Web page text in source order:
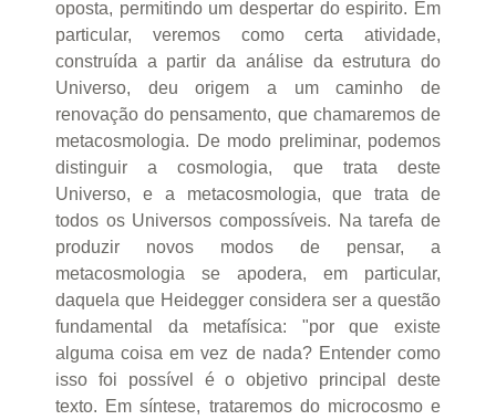
oposta, permitindo um despertar do espirito. Em
particular, veremos como certa atividade,
construída a partir da análise da estrutura do
Universo, deu origem a um caminho de
renovação do pensamento, que chamaremos de
metacosmologia. De modo preliminar, podemos
distinguir a cosmologia, que trata deste
Universo, e a metacosmologia, que trata de
todos os Universos compossíveis. Na tarefa de
produzir novos modos de pensar, a
metacosmologia se apodera, em particular,
daquela que Heidegger considera ser a questão
fundamental da metafísica: "por que existe
alguma coisa em vez de nada? Entender como
isso foi possível é o objetivo principal deste
texto. Em síntese, trataremos do microcosmo e